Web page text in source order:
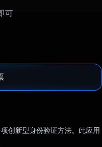
可
创新型身份验证方法。此应用